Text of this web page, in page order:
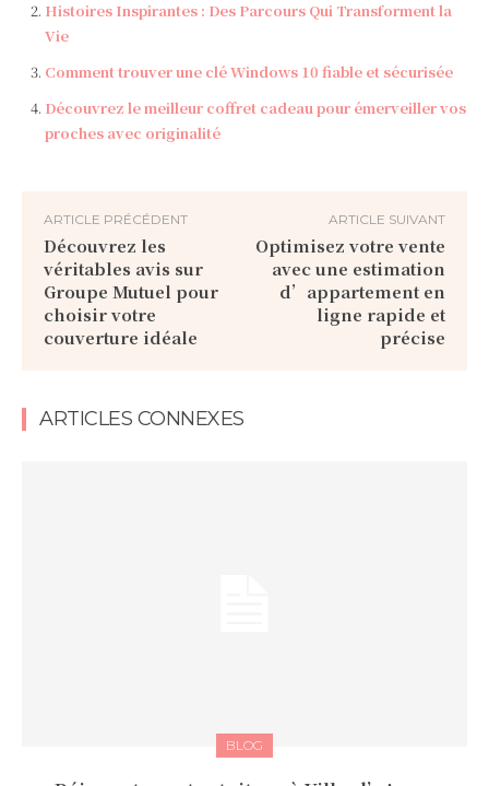
Histoires Inspirantes : Des Parcours Qui Transforment la
Vie
Comment trouver une clé Windows 10 fiable et sécurisée
Découvrez le meilleur coffret cadeau pour émerveiller vos
proches avec originalité
ARTICLE PRÉCÉDENT
Découvrez les
véritables avis sur
Groupe Mutuel pour
choisir votre
couverture idéale
ARTICLE SUIVANT
Optimisez votre vente
avec une estimation
d’appartement en
ligne rapide et
précise
ARTICLES CONNEXES
BLOG